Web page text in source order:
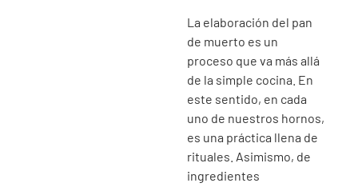
La elaboración del pan
de muerto es un
proceso que va más allá
de la simple cocina. En
este sentido, en cada
uno de nuestros hornos,
es una práctica llena de
rituales. Asimismo, de
ingredientes